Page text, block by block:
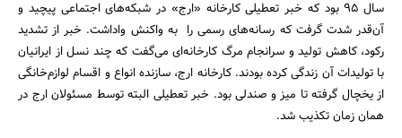
سال 95 بود که خبر تعطیلی کارخانه «ارج» در شبکه‌های اجتماعی پیچید و
آن‌قدر شدت گرفت که رسانه‌های رسمی را به واکنش واداشت. خبر از تشدید
رکود، کاهش تولید و سرانجام مرگ کارخانه‌ای می‌گفت که چند نسل از ایرانیان
با تولیدات آن زندگی کرده بودند. کارخانه ارج، سازنده انواع و اقسام لوازم‌خانگی
از یخچال گرفته تا میز و صندلی بود. خبر تعطیلی البته توسط مسئولان ارج در
همان زمان تکذیب شد.